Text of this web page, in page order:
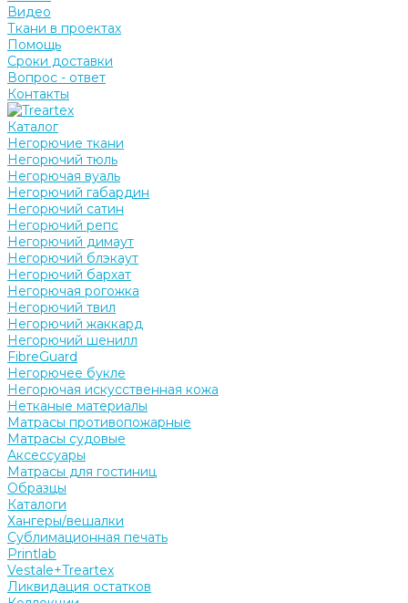
Видео
Ткани в проектах
Помощь
Сроки доставки
Вопрос - ответ
Контакты
Каталог
Негорючие ткани
Негорючий тюль
Негорючая вуаль
Негорючий габардин
Негорючий сатин
Негорючий репс
Негорючий димаут
Негорючий блэкаут
Негорючий бархат
Негорючая рогожка
Негорючий твил
Негорючий жаккард
Негорючий шенилл
FibreGuard
Негорючее букле
Негорючая искусственная кожа
Нетканые материалы
Матрасы противопожарные
Матрасы судовые
Аксессуары
Матрасы для гостиниц
Образцы
Каталоги
Хангеры/вешалки
Сублимационная печать
Printlab
Vestale+Treartex
Ликвидация остатков